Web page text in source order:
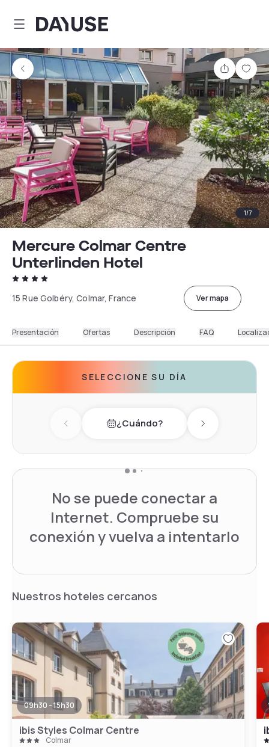
Dayuse
1/7
Mercure Colmar Centre
Unterlinden Hotel
15 Rue Golbéry, Colmar, France Ver mapa
Presentación Ofertas Descripción FAQ
SELECCIONE SU DÍA
Previous day¿Cuándo? Next day
No se puede conectar a
Internet. Compruebe su
conexión y vuelva a intentarlo
Nuestros hoteles cercanos
09h30 - 15h30
ibis Styles Colmar Centre
Colmar